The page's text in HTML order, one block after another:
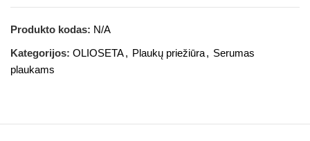
Produkto kodas: N/A
Kategorijos: OLIOSETA, Plaukų priežiūra, Serumas
plaukams